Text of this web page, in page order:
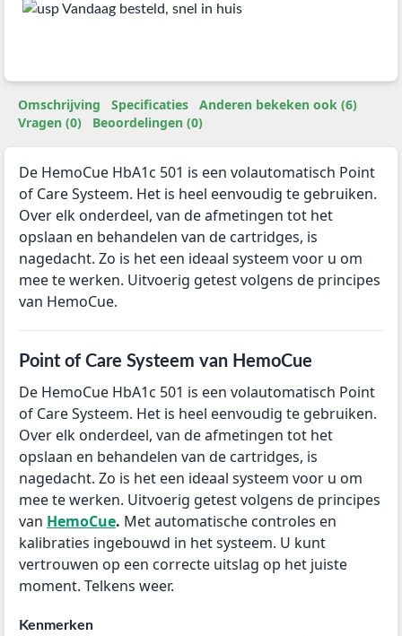
Vandaag besteld, snel in huis
Omschrijving Specificaties
Anderen bekeken ook (6)
Vragen (0)
Beoordelingen (0)
De HemoCue HbA1c 501 is een volautomatisch Point
of Care Systeem. Het is heel eenvoudig te gebruiken.
Over elk onderdeel, van de afmetingen tot het
opslaan en behandelen van de cartridges, is
nagedacht. Zo is het een ideaal systeem voor u om
mee te werken. Uitvoerig getest volgens de principes
van HemoCue.
Point of Care Systeem van HemoCue
De HemoCue HbA1c 501 is een volautomatisch Point
of Care Systeem. Het is heel eenvoudig te gebruiken.
Over elk onderdeel, van de afmetingen tot het
opslaan en behandelen van de cartridges, is
nagedacht. Zo is het een ideaal systeem voor u om
mee te werken. Uitvoerig getest volgens de principes
van HemoCue. Met automatische controles en
kalibraties ingebouwd in het systeem. U kunt
vertrouwen op een correcte uitslag op het juiste
moment. Telkens weer.
Kenmerken